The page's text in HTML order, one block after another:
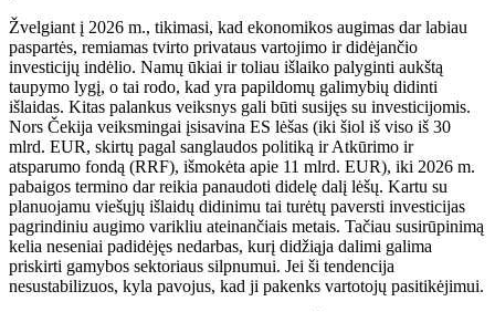
Žvelgiant į 2026 m., tikimasi, kad ekonomikos augimas dar labiau
paspartės, remiamas tvirto privataus vartojimo ir didėjančio
investicijų indėlio. Namų ūkiai ir toliau išlaiko palyginti aukštą
taupymo lygį, o tai rodo, kad yra papildomų galimybių didinti
išlaidas. Kitas palankus veiksnys gali būti susijęs su investicijomis.
Nors Čekija veiksmingai įsisavina ES lėšas (iki šiol iš viso iš 30
mlrd. EUR, skirtų pagal sanglaudos politiką ir Atkūrimo ir
atsparumo fondą (RRF), išmokėta apie 11 mlrd. EUR), iki 2026 m.
pabaigos termino dar reikia panaudoti didelę dalį lėšų. Kartu su
planuojamu viešųjų išlaidų didinimu tai turėtų paversti investicijas
pagrindiniu augimo varikliu ateinančiais metais. Tačiau susirūpinimą
kelia neseniai padidėjęs nedarbas, kurį didžiąja dalimi galima
priskirti gamybos sektoriaus silpnumui. Jei ši tendencija
nesustabilizuos, kyla pavojus, kad ji pakenks vartotojų pasitikėjimui.